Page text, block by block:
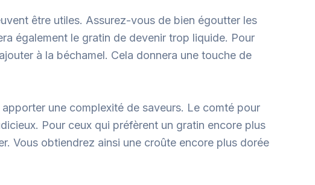
être utiles. Assurez-vous de bien égoutter les
également le gratin de devenir trop liquide. Pour
à la béchamel. Cela donnera une touche de
une complexité de saveurs. Le comté pour
Pour ceux qui préfèrent un gratin encore plus
Vous obtiendrez ainsi une croûte encore plus dorée